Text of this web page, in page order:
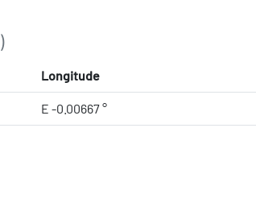
Longitude
E -0.00667 °